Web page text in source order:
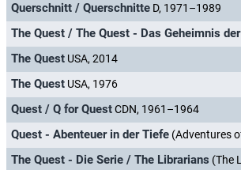
Querschnitt / Querschnitte D, 1971–1989
The Quest / The Quest - Das Geheimnis
The Quest USA, 2014
The Quest USA, 1976
Quest / Q for QuestCDN, 1961–1964
Quest - Abenteuer in der Tiefe (Adventures of
The Quest - Die Serie / The Librarians (The